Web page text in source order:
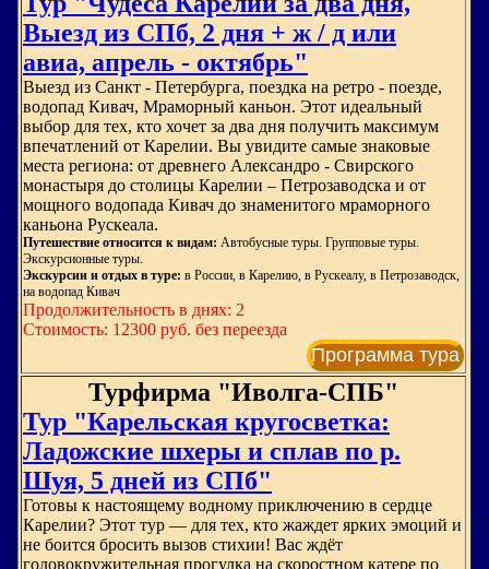
Выезд из СПб, 2 дня + ж / д или
авиа, апрель - октябрь"
Выезд из Санкт - Петербурга, поездка на ретро - поезде,
водопад Кивач, Мраморный каньон. Этот идеальный
выбор для тех, кто хочет за два дня получить максимум
впечатлений от Карелии. Вы увидите самые знаковые
места региона: от древнего Александро - Свирского
монастыря до столицы Карелии – Петрозаводска и от
мощного водопада Кивач до знаменитого мраморного
каньона Рускеала.
Путешествие относится к видам: Автобусные туры. Групповые туры.
Экскурсионные туры.
Экскурсии и отдых в туре: в России, в Карелию, в Рускеалу, в Петрозаводск,
на водопад Кивач
Продолжительность в днях: 2
Стоимость: 12300 руб. без переезда
Программа тура
Турфирма "Иволга-СПБ"
Тур "Карельская кругосветка:
Ладожские шхеры и сплав по р.
Шуя, 5 дней из СПб"
Готовы к настоящему водному приключению в сердце
Карелии? Этот тур — для тех, кто жаждет ярких эмоций и
не боится бросить вызов стихии! Вас ждёт
головокружительная прогулка на скоростном катере по